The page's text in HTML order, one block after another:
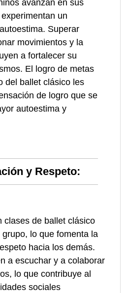
avanzan en sus
un
Superar
movimientos y la
a fortalecer su
El logro de metas
del ballet clásico les
de logro que se
autoestima y
y Respeto:
clases de ballet clásico
lo que fomenta la
hacia los demás.
a escuchar y a colaborar
lo que contribuye al
sociales